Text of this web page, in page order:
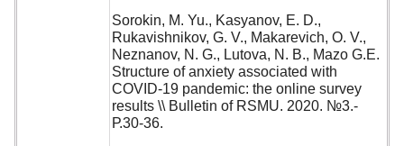
Sorokin, M. Yu., Kasyanov, E. D.,
Rukavishnikov, G. V., Makarevich, O. V.,
Neznanov, N. G., Lutova, N. B., Mazo G.E.
Structure of anxiety associated with
СOVID-19 pandemic: the online survey
results \\ Bulletin of RSMU. 2020. №3.-
Р.30-36.